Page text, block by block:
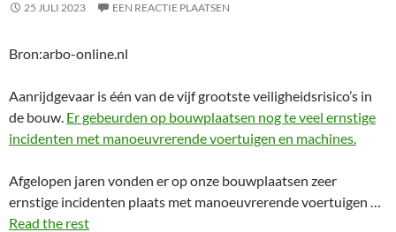
25 JULI 2023 EEN REACTIE PLAATSEN
Bron:arbo-online.nl
Aanrijdgevaar is één van de vijf grootste veiligheidsrisico’s in
de bouw. Er gebeurden op bouwplaatsen nog te veel ernstige
incidenten met manoeuvrerende voertuigen en machines.
Afgelopen jaren vonden er op onze bouwplaatsen zeer
ernstige incidenten plaats met manoeuvrerende voertuigen …
Read the rest